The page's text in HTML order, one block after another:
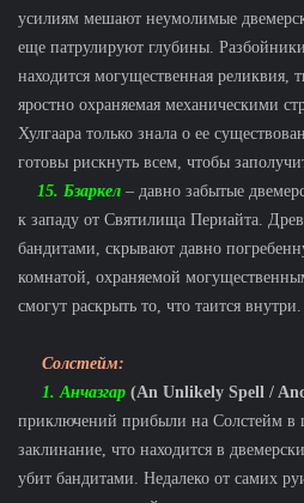
усилиям мешают неумолимые
еще патрулируют глубины.
находится могущественная реликвия,
яростно охраняемая механическими
Хулгаара только знала о ее
готовы рискнуть всем, чтобы
15. Бзаркел – давно забытые
к западу от Святилища Периайта.
бандитами, скрывают давно
комнатой, охраняемой
смогут раскрыть то, что таится внутри.
Солстейм:
1.Анчазгар (An Unlikely Spell /
приключений прибыли на Солстейм в
заклинание, что находится в
убит бандитами. Недалеко от самих